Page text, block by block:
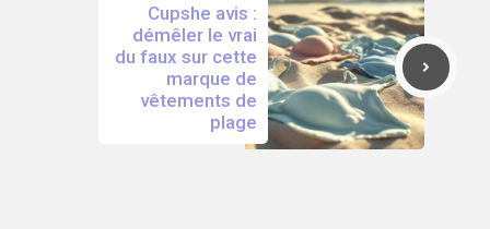
Cupshe avis :
démêler le vrai
du faux sur cette
marque de
vêtements de
plage